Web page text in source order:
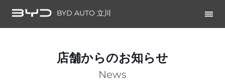
BYD AUTO 立川
店舗からのお知らせ
News